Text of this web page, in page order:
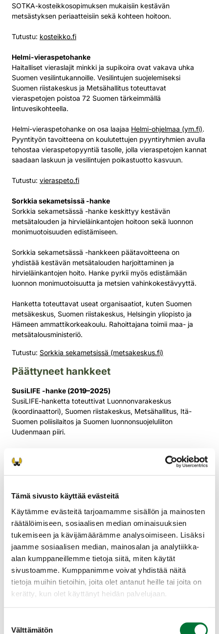
Tämä sivusto käyttää evästeitä
Käytämme evästeitä tarjoamamme sisällön ja mainosten
räätälöimiseen, sosiaalisen median ominaisuuksien
tukemiseen ja kävijämäärämme analysoimiseen. Lisäksi
jaamme sosiaalisen median, mainosalan ja analytiikka-
alan kumppaneillemme tietoja siitä, miten käytät
sivustoamme. Kumppanimme voivat yhdistää näitä
tietoja muihin tietoihin, joita olet antanut heille tai joita on
kerätty, kun olet käyttänyt heidän palvelujaan.
valinta
Välttämätön
SOTKA-kosteikkosopimuksen mukaisiin kestävän
metsästyksen periaatteisiin sekä kohteen hoitoon.
Tutustu: kosteikko.fi
Helmi-vieraspetohanke
Haitalliset vieraslajit minkki ja supikoira ovat vakava uhka
Suomen vesilintukannoille. Vesilintujen suojelemiseksi
Suomen riistakeskus ja Metsähallitus toteuttavat
vieraspetojen poistoa 72 Suomen tärkeimmällä
lintuvesikohteella.
Helmi-vieraspetohanke on osa laajaa Helmi-ohjelmaa (ym.fi).
Pyyntityön tavoitteena on koulutettujen pyyntiryhmien avulla
tehostaa vieraspetopyyntiä tasolle, jolla vieraspetojen kannat
saadaan laskuun ja vesilintujen poikastuotto kasvuun.
Tutustu: vieraspeto.fi
Sorkkia sekametsissä -hanke
Sorkkia sekametsässä -hanke keskittyy kestävän
metsätalouden ja hirvieläinkantojen hoitoon sekä luonnon
monimuotoisuuden edistämiseen.
Sorkkia sekametsässä -hankkeen päätavoitteena on
yhdistää kestävän metsätalouden harjoittaminen ja
hirvieläinkantojen hoito. Hanke pyrkii myös edistämään
luonnon monimuotoisuutta ja metsien vahinkokestävyyttä.
Hanketta toteuttavat useat organisaatiot, kuten Suomen
metsäkeskus, Suomen riistakeskus, Helsingin yliopisto ja
Hämeen ammattikorkeakoulu. Rahoittajana toimii maa- ja
metsätalousministeriö.
Tutustu: Sorkkia sekametsissä (metsakeskus.fi)
Päättyneet hankkeet
SusiLIFE -hanke (2019–2025)
SusiLIFE-hanketta toteuttivat Luonnonvarakeskus
(koordinaattori), Suomen riistakeskus, Metsähallitus, Itä-
Suomen poliisilaitos ja Suomen luonnonsuojeluliiton
Uudenmaan piiri.
BOREALWOLF, LIFE18 NAT/FI/000394). Hanketta rahoittivat
Keskusliitto MTK ry rahoitti kotieläinten suojaamista ja
Hankesivut(luke.fi)
SOTKA-vieraspeto -hanke (2020–2021)
Helmi-vieraspeto -hanketta edelsi SOTKA- vieraspetohanke.
Hankkeessa kehitettiin tehokkaita keinoja poistaa
vieraspetoja luonnosta. Hanke jakautui mantereella ja
saaristossa toteutettavaan toimintaan.
Vieraspedoista vapaa saaristo -esite(PDF)
Hyvinvointia riistasta oli yleishyödyllinen hanke, jonka